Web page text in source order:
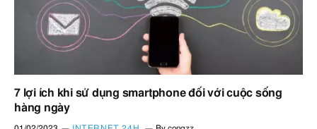
7 lợi ích khi sử dụng smartphone đối với cuộc sống
hàng ngày